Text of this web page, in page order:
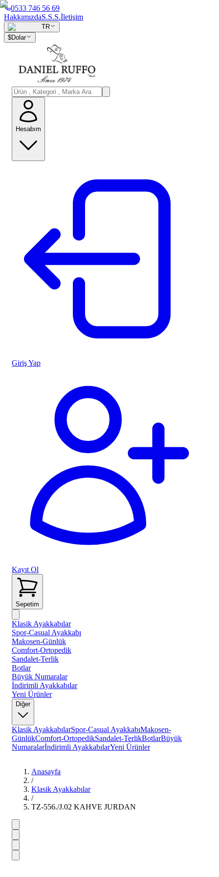
0533 746 56 69
HakkımızdaS.S.S.İletişim
TR
$Dolar
Hesabım
Giriş Yap
Kayıt Ol
Sepetim
Klasik Ayakkabılar
Spor-Casual Ayakkabı
Makosen-Günlük
Comfort-Ortopedik
Sandalet-Terlik
Botlar
Büyük Numaralar
İndirimli Ayakkabılar
Yeni Ürünler
Diğer
Klasik AyakkabılarSpor-Casual AyakkabıMakosen-
GünlükComfort-OrtopedikSandalet-TerlikBotlarBüyük
Numaralarİndirimli AyakkabılarYeni Ürünler
Anasayfa
/
Klasik Ayakkabılar
/
TZ-556./J.02 KAHVE JURDAN